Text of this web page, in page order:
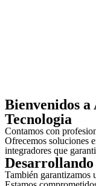
Bienvenidos a
Tecnologia
Contamos con
Ofrecemos soluciones
integradores que
También garantizamos